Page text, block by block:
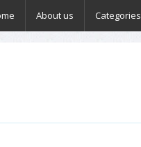
About us Categories